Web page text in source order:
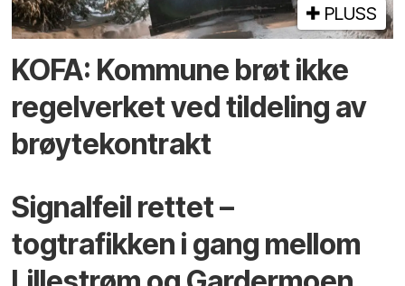
PLUSS
KOFA: Kommune brøt ikke
regelverket ved tildeling av
brøytekontrakt
Signalfeil rettet –
togtrafikken i gang mellom